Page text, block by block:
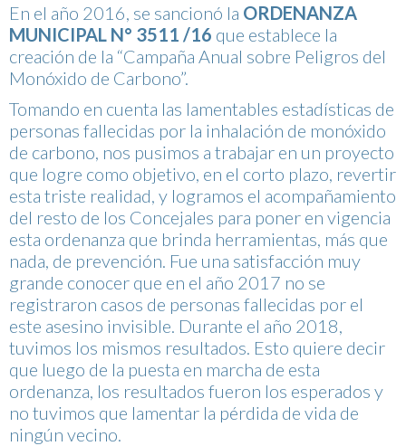
En el año 2016, se sancionó la ORDENANZA
MUNICIPAL N° 3511 /16 que establece la
creación de la “Campaña Anual sobre Peligros del
Monóxido de Carbono”.
Tomando en cuenta las lamentables estadísticas de
personas fallecidas por la inhalación de monóxido
de carbono, nos pusimos a trabajar en un proyecto
que logre como objetivo, en el corto plazo, revertir
esta triste realidad, y logramos el acompañamiento
del resto de los Concejales para poner en vigencia
esta ordenanza que brinda herramientas, más que
nada, de prevención. Fue una satisfacción muy
grande conocer que en el año 2017 no se
registraron casos de personas fallecidas por el
este asesino invisible. Durante el año 2018,
tuvimos los mismos resultados. Esto quiere decir
que luego de la puesta en marcha de esta
ordenanza, los resultados fueron los esperados y
no tuvimos que lamentar la pérdida de vida de
ningún vecino.